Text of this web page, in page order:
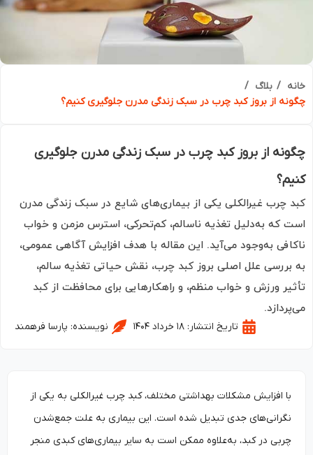
بلاگ
از بروز کبد چرب در سبک زندگی مدرن جلوگیری کنیم؟
از بروز کبد چرب در سبک زندگی مدرن جلوگیری
چرب غیرالکلی یکی از بیماری‌های شایع در سبک زندگی مدرن
که به‌دلیل تغذیه ناسالم، کم‌تحرکی، استرس مزمن و خواب
به‌وجود می‌آید. این مقاله با هدف افزایش آگاهی عمومی،
علل اصلی بروز کبد چرب، نقش حیاتی تغذیه سالم،
ورزش و خواب منظم، و راهکارهایی برای محافظت از کبد
تاریخ انتشار: ۱۸ خرداد ۱۴۰۴ نویسنده:پارسا فرهمند
با افزایش مشکلات بهداشتی مختلف، کبد چرب غیرالکلی به یکی از
نگرانی‌های جدی تبدیل شده است. این بیماری به علت جمع‌شدن
چربی در کبد، به‌علاوه ممکن است به سایر بیماری‌های کبدی منجر